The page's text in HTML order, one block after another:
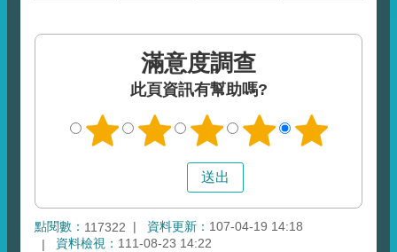
滿意度調查
此頁資訊有幫助嗎?
點閱數： 117322 資料更新： 107-04-19 14:18
資料檢視： 111-08-23 14:22